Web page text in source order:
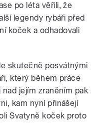
po léta věřili, že
legendy rybáři před
koček a odhadovali
skutečně posvátnými
který během práce
jejím zraněním pak
kam nyní přinášejí
Svatyně koček proto